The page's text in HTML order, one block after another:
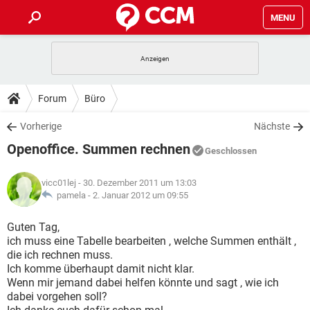
MENU
ANDROID
WINDOWS 10
WHATSAPP TIKTOK
FACEBOOK
TIPPS & TRICKS
SPIELE
WHATSAPP TIKTOK
FACEBOOK
DOWNLOADS
SPIELE STREAMING
ANDROID
WINDOWS 10 INSTAGRAM
WHATSAPP
FACEBOOK HARDWARE
FORUM
SPIELE STREAMING
ANDROID
WINDOWS 10
WHATSAPP
FACEBOOK HARDWARE
LEXIKON
SPIELE
ANDROID IOS
WINDOWS 10 INSTAGRAM
WHATSAPP
Forum Büro
Vorherige Nächste
Openoffice. Summen rechnen Geschlossen
vicc01lej - 30. Dezember 2011 um 13:03
pamela - 2. Januar 2012 um 09:55
Guten Tag,
ich muss eine Tabelle bearbeiten , welche Summen enthält ,
die ich rechnen muss.
Ich komme überhaupt damit nicht klar.
Wenn mir jemand dabei helfen könnte und sagt , wie ich
dabei vorgehen soll?